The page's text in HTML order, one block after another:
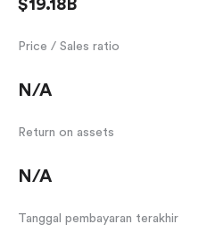
$19.18B
Price / Sales ratio
N/A
Return on assets
N/A
Tanggal pembayaran terakhir